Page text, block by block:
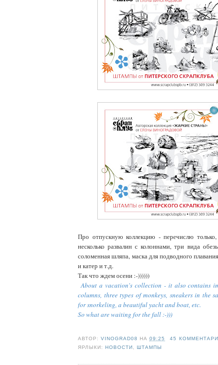
Про отпускную коллекцию - перечислю
несколько развалин с колоннами, три вида
соломенная шляпа, маска для подводного
и катер и т.д.
Так что ждем осени :-))))))
About a vacation's collection - it also contains
columns, three types of monkeys, sneakers in the
for snorkeling, a beautiful yacht and boat, etc.
So what are waiting for the fall :-)))
АВТОР:VINOGRAD08 НА09:25
45
ЯРЛЫКИ:НОВОСТИ ,ШТАМПЫ